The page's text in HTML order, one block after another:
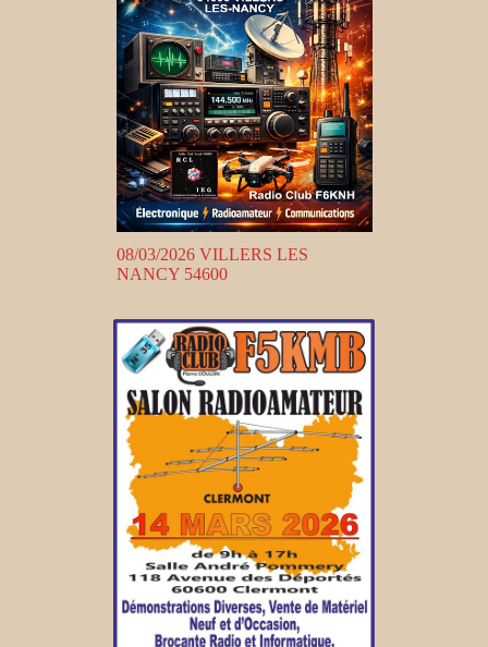
08/03/2026 VILLERS LES
NANCY 54600